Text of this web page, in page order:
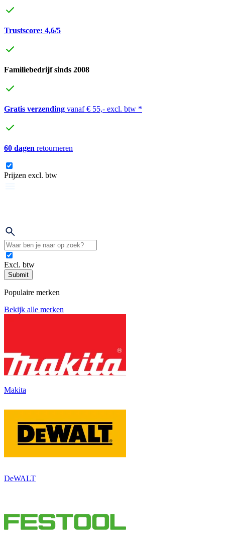
Trustscore: 4,6/5
Familiebedrijf sinds 2008
Gratis verzending vanaf € 55,- excl. btw *
60 dagen retourneren
Prijzen excl. btw
Excl. btw
Submit
Populaire merken
Bekijk alle merken
Makita
DeWALT